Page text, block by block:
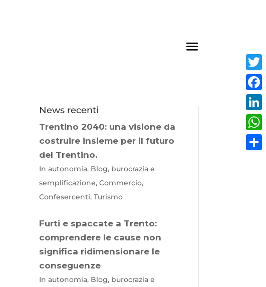
News recenti
Trentino 2040: una visione da
costruire insieme per il futuro
del Trentino.
In autonomia, Blog, burocrazia e
semplificazione, Commercio,
Confesercenti, Turismo
Furti e spaccate a Trento:
comprendere le cause non
significa ridimensionare le
conseguenze
In autonomia, Blog, burocrazia e